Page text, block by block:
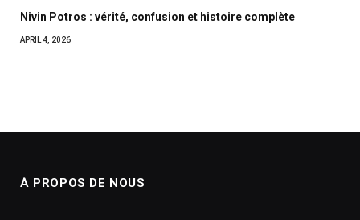
Nivin Potros : vérité, confusion et histoire complète
APRIL 4, 2026
À PROPOS DE NOUS